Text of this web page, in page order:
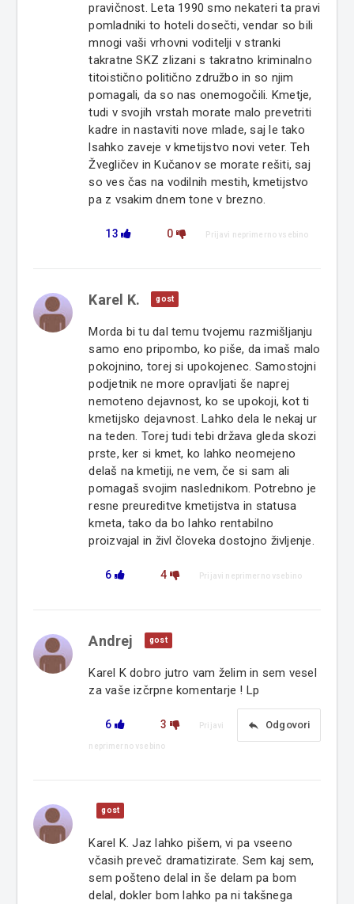
pravičnost. Leta 1990 smo nekateri ta pravi
pomladniki to hoteli dosečti, vendar so bili
mnogi vaši vrhovni voditelji v stranki
takratne SKZ zlizani s takratno kriminalno
titoistično politično združbo in so njim
pomagali, da so nas onemogočili. Kmetje,
tudi v svojih vrstah morate malo prevetriti
kadre in nastaviti nove mlade, saj le tako
lsahko zaveje v kmetijstvo novi veter. Teh
Žvegličev in Kučanov se morate rešiti, saj
so ves čas na vodilnih mestih, kmetijstvo
pa z vsakim dnem tone v brezno.
13 0 Prijavi neprimerno vsebino
Karel K. gost
Morda bi tu dal temu tvojemu razmišljanju
samo eno pripombo, ko piše, da imaš malo
pokojnino, torej si upokojenec. Samostojni
podjetnik ne more opravljati še naprej
nemoteno dejavnost, ko se upokoji, kot ti
kmetijsko dejavnost. Lahko dela le nekaj ur
na teden. Torej tudi tebi država gleda skozi
prste, ker si kmet, ko lahko neomejeno
delaš na kmetiji, ne vem, če si sam ali
pomagaš svojim naslednikom. Potrebno je
resne preureditve kmetijstva in statusa
kmeta, tako da bo lahko rentabilno
proizvajal in živl človeka dostojno življenje.
6 4 Prijavi neprimerno vsebino
Andrej gost
Karel K dobro jutro vam želim in sem vesel
za vaše izčrpne komentarje ! Lp
6 3 reply Odgovori
Prijavi
neprimerno vsebino
gost
Karel K. Jaz lahko pišem, vi pa vseeno
včasih preveč dramatizirate. Sem kaj sem,
sem pošteno delal in še delam pa bom
delal, dokler bom lahko pa ni takšnega